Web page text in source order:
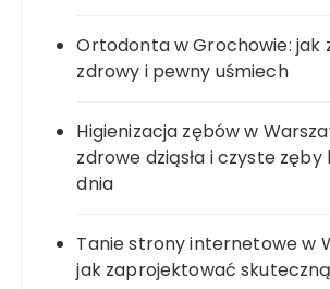
Ortodonta w Grochowie: jak
zdrowy i pewny uśmiech
Higienizacja zębów w
zdrowe dziąsła i czyste zęby
dnia
Tanie strony internetowe w
jak zaprojektować